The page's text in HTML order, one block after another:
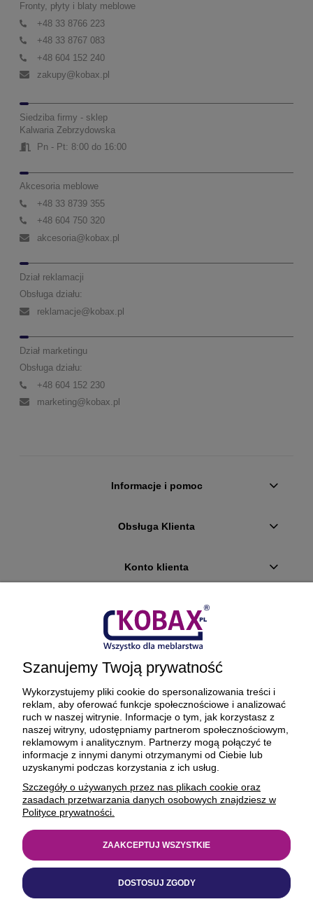
Fronty, płyty i blaty meblowe
+48 33 8766 223
+48 33 8767 083
+48 604 152 240
zakupy@kobax.pl
Siedziba firmy - sklep
Kalwaria Zebrzydowska
Pn - Pt: 8:00 do 16:00
Akcesoria meblowe
+48 33 8739 355
+48 604 750 320
akcesoria@kobax.pl
Dział reklamacji
Obsługa działu:
reklamacje@kobax.pl
Dział marketingu
Obsługa działu:
+48 604 152 230
marketing@kobax.pl
Informacje i pomoc
Obsługa Klienta
Konto klienta
Płatności i dostawa
Ciekawostki
O firmie
BEZPIECZNE PŁATNOŚCI ORAZ DOSTAWA
Realizacja
https://xeniadesign.pl/| Sklep
Szanujemy Twoją prywatność
Wykorzystujemy pliki cookie do spersonalizowania treści i
reklam, aby oferować funkcje społecznościowe i analizować
ruch w naszej witrynie. Informacje o tym, jak korzystasz z
naszej witryny, udostępniamy partnerom społecznościowym,
reklamowym i analitycznym. Partnerzy mogą połączyć te
informacje z innymi danymi otrzymanymi od Ciebie lub
uzyskanymi podczas korzystania z ich usług.
Szczegóły o używanych przez nas plikach cookie oraz
zasadach przetwarzania danych osobowych znajdziesz w
Polityce prywatności.
DOSTOSUJ ZGODY
ZAAKCEPTUJ WSZYSTKIE